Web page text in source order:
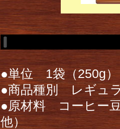
●単位 1袋（250g）
●商品種別 レギュ
●原材料 コーヒー
他）